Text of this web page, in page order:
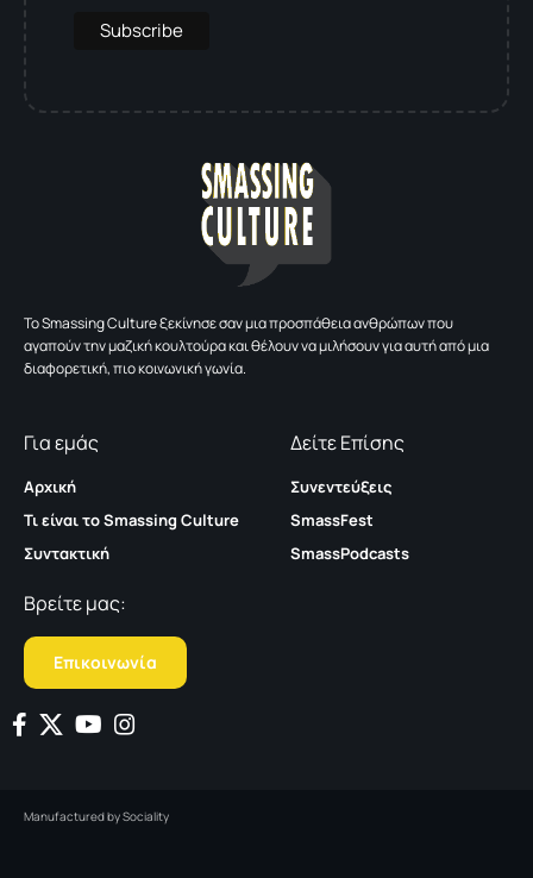
To Smassing Culture ξεκίνησε σαν μια προσπάθεια ανθρώπων που
αγαπούν την μαζική κουλτούρα και θέλουν να μιλήσουν για αυτή από μια
διαφορετική, πιο κοινωνική γωνία.
Για εμάς
Αρχική
Τι είναι το Smassing Culture
Συντακτική
Δείτε Επίσης
Συνεντεύξεις
SmassFest
SmassPodcasts
Βρείτε μας:
Επικοινωνία
Manufactured bySociality